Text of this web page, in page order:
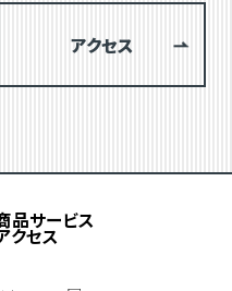
アクセス
品サービス
クセス